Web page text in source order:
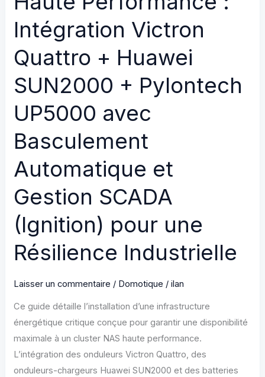
avec
Redondance
3
Phases
SCADA
via
Fronius
Solar.web
Siemens
Portal
Intégration Victron
Quattro + Huawei
SUN2000 + Pylontech
UP5000 avec
Basculement
Automatique et
Gestion SCADA
(Ignition) pour une
Résilience Industrielle
Laisser un commentaire / Domotique /ilan
Ce guide détaille l’installation d’une infrastructure
énergétique critique conçue pour garantir une disponibilité
maximale à un cluster NAS haute performance.
L’intégration des onduleurs Victron Quattro, des
onduleurs-chargeurs Huawei SUN2000 et des batteries